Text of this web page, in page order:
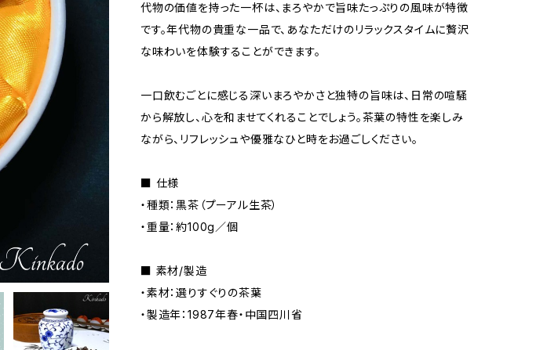
代物の価値を持った一杯は、まろやかで旨味たっぷりの風味が特徴
です。年代物の貴重な一品で、あなただけのリラックスタイムに贅沢
な味わいを体験することができます。
一口飲むごとに感じる深いまろやかさと独特の旨味は、日常の喧騒
から解放し、心を和ませてくれることでしょう。茶葉の特性を楽しみ
ながら、リフレッシュや優雅なひと時をお過ごしください。
■ 仕様
・種類：黒茶（プーアル生茶）
・重量：約100g／個
■ 素材/製造
・素材：選りすぐりの茶葉
・製造年：1987年春・中国四川省